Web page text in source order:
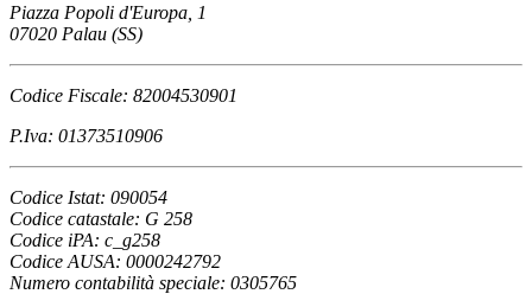
Piazza Popoli d'Europa, 1
07020 Palau (SS)
Codice Fiscale: 82004530901
P.Iva: 01373510906
Codice Istat: 090054
Codice catastale: G 258
Codice iPA: c_g258
Codice AUSA: 0000242792
Numero contabilità speciale: 0305765